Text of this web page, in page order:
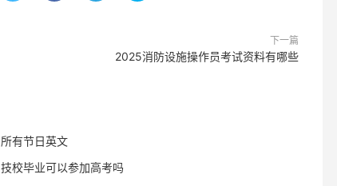
下一篇
2025消防设施操作员考试资料有哪些
所有节日英文
技校毕业可以参加高考吗